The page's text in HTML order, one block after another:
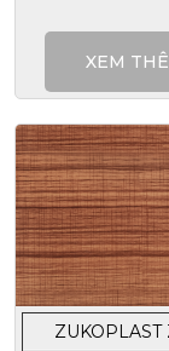
XEM
ZUKOPLAST